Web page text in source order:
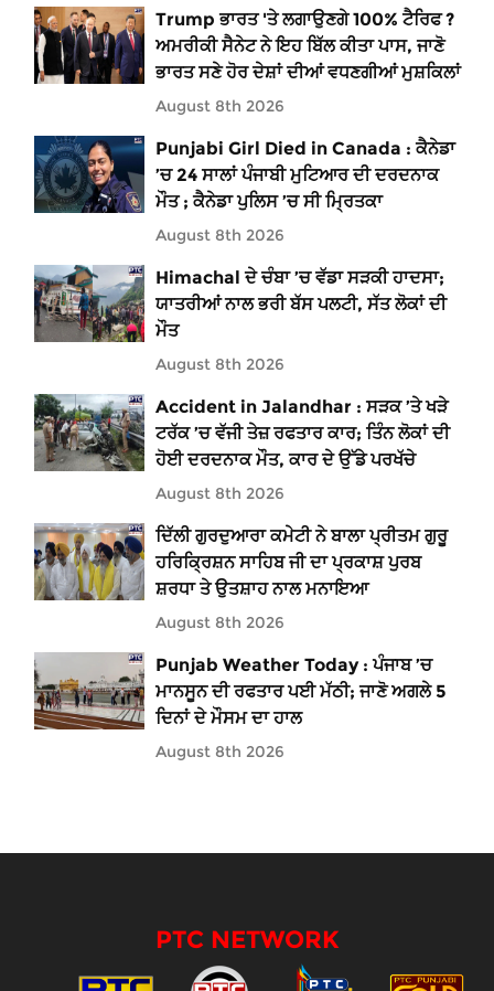
Trump ਭਾਰਤ 'ਤੇ ਲਗਾਉਣਗੇ 100% ਟੈਰਿਫ ?
ਅਮਰੀਕੀ ਸੈਨੇਟ ਨੇ ਇਹ ਬਿੱਲ ਕੀਤਾ ਪਾਸ, ਜਾਣੋ
ਭਾਰਤ ਸਣੇ ਹੋਰ ਦੇਸ਼ਾਂ ਦੀਆਂ ਵਧਣਗੀਆਂ ਮੁਸ਼ਕਿਲਾਂ
August 8th 2026
Punjabi Girl Died in Canada : ਕੈਨੇਡਾ
’ਚ 24 ਸਾਲਾਂ ਪੰਜਾਬੀ ਮੁਟਿਆਰ ਦੀ ਦਰਦਨਾਕ
ਮੌਤ ; ਕੈਨੇਡਾ ਪੁਲਿਸ ’ਚ ਸੀ ਮ੍ਰਿਤਕਾ
August 8th 2026
Himachal ਦੇ ਚੰਬਾ ’ਚ ਵੱਡਾ ਸੜਕੀ ਹਾਦਸਾ;
ਯਾਤਰੀਆਂ ਨਾਲ ਭਰੀ ਬੱਸ ਪਲਟੀ, ਸੱਤ ਲੋਕਾਂ ਦੀ
ਮੌਤ
August 8th 2026
Accident in Jalandhar : ਸੜਕ ’ਤੇ ਖੜੇ
ਟਰੱਕ ’ਚ ਵੱਜੀ ਤੇਜ਼ ਰਫਤਾਰ ਕਾਰ; ਤਿੰਨ ਲੋਕਾਂ ਦੀ
ਹੋਈ ਦਰਦਨਾਕ ਮੌਤ, ਕਾਰ ਦੇ ਉੱਡੇ ਪਰਖੱਚੇ
August 8th 2026
ਦਿੱਲੀ ਗੁਰਦੁਆਰਾ ਕਮੇਟੀ ਨੇ ਬਾਲਾ ਪ੍ਰੀਤਮ ਗੁਰੂ
ਹਰਿਕ੍ਰਿਸ਼ਨ ਸਾਹਿਬ ਜੀ ਦਾ ਪ੍ਰਕਾਸ਼ ਪੁਰਬ
ਸ਼ਰਧਾ ਤੇ ਉਤਸ਼ਾਹ ਨਾਲ ਮਨਾਇਆ
August 8th 2026
Punjab Weather Today : ਪੰਜਾਬ ’ਚ
ਮਾਨਸੂਨ ਦੀ ਰਫਤਾਰ ਪਈ ਮੱਠੀ; ਜਾਣੋ ਅਗਲੇ 5
ਦਿਨਾਂ ਦੇ ਮੌਸਮ ਦਾ ਹਾਲ
August 8th 2026
PTC NETWORK